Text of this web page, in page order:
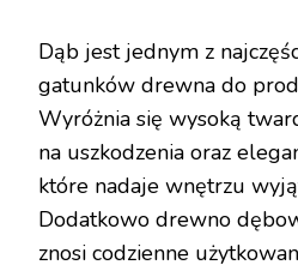
Dąb jest jednym z
gatunków drewna do
Wyróżnia się wysoką
na uszkodzenia oraz
które nadaje wnętrzu
Dodatkowo drewno
znosi codzienne